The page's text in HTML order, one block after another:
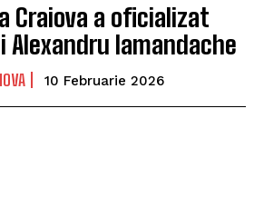
Craiova a oficializat
Iamandache
10 Februarie 2026